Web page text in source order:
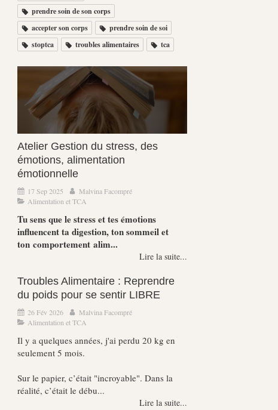
prendre soin de son corps
accepter son corps
prendre soin de soi
stoptca
troubles alimentaires tca
Atelier Gestion du stress, des
émotions, alimentation
émotionnelle
17 Sep 2025
Malvina Facompré
Alimentation et TCA
Tu sens que le stress et tes émotions
influencent ta digestion, ton sommeil et
ton comportement alim...
Lire la suite...
Troubles Alimentaire : Reprendre
du poids pour se sentir LIBRE
26 Fév 2026
Malvina Facompré
Alimentation et TCA
Il y a quelques années, j'ai perdu 20 kg en
seulement 5 mois.
Sur le papier, c’était "incroyable". Dans la
réalité, c’était le débu...
Lire la suite...